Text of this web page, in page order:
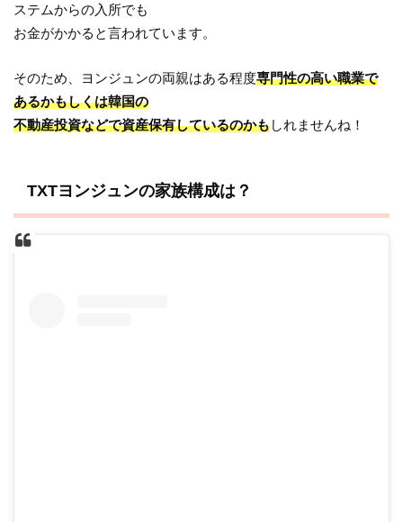
ステムからの入所でも
お金がかかると言われています。
そのため、ヨンジュンの両親はある程度専門性の高い職業で
あるかもしくは韓国の
不動産投資などで資産保有しているのかもしれませんね！
TXTヨンジュンの家族構成は？